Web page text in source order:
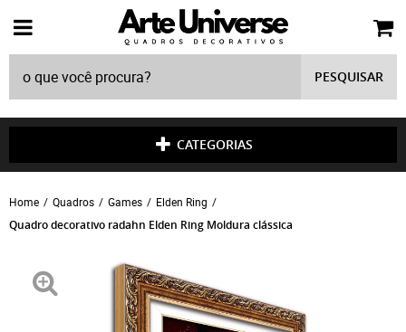
PESQUISAR
CATEGORIAS
Home Quadros Games Elden Ring
Quadro decorativo radahn Elden Ring Moldura clássica